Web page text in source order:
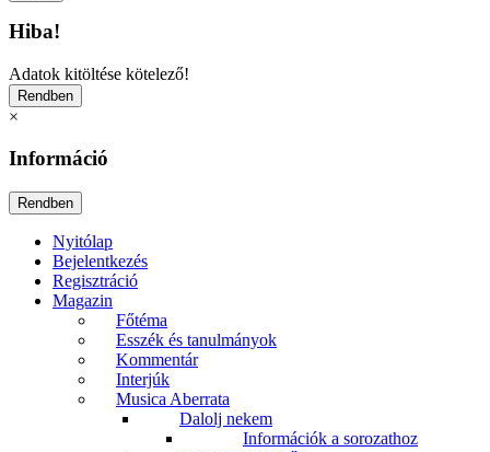
Hiba!
Adatok kitöltése kötelező!
×
Információ
Nyitólap
Bejelentkezés
Regisztráció
Magazin
Főtéma
Esszék és tanulmányok
Kommentár
Interjúk
Musica Aberrata
Dalolj nekem
Információk a sorozathoz